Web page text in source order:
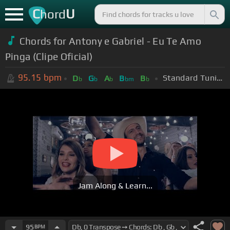
ChordU
Chords for Antony e Gabriel - Eu Te Amo
Pinga (Clipe Oficial)
95.15 bpm Db Gb Ab Bbm Bb Standard Tuning (EADGBE)
Jam Along & Learn...
95 BPM